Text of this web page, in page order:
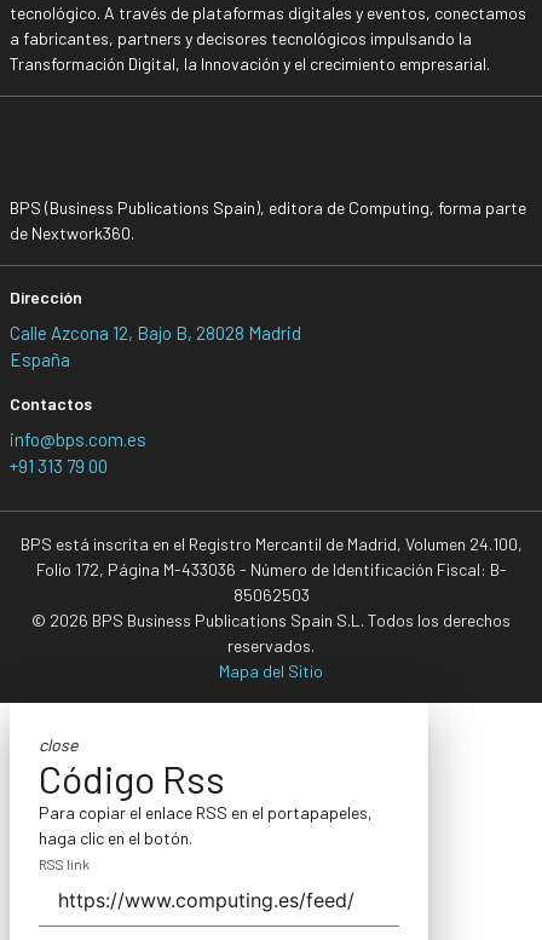
tecnológico. A través de plataformas digitales y eventos, conectamos
a fabricantes, partners y decisores tecnológicos impulsando la
Transformación Digital, la Innovación y el crecimiento empresarial.
BPS (Business Publications Spain), editora de Computing, forma parte
de Nextwork360.
Dirección
Calle Azcona 12, Bajo B, 28028 Madrid
España
Contactos
info@bps.com.es
+91 313 79 00
BPS está inscrita en el Registro Mercantil de Madrid, Volumen 24.100,
Folio 172, Página M-433036 - Número de Identificación Fiscal: B-
85062503
© 2026 BPS Business Publications Spain S.L. Todos los derechos
reservados.
Mapa del Sitio
close
Código Rss
Para copiar el enlace RSS en el portapapeles,
haga clic en el botón.
RSS link